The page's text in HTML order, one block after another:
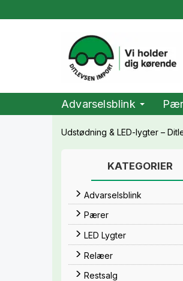
Advarselsblink
Udstødning & LED-lygter –
KATEGORIER
Advarselsblink
Pærer
LED Lygter
Relæer
Restsalg